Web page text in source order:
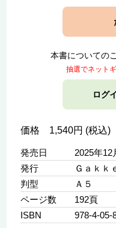
本書についての
抽選でネット
ログ
価格 1,540円 (税込)
発売日
2025年12
発行
Ｇａｋｋ
判型
Ａ５
ページ数
192頁
ISBN
978-4-05-